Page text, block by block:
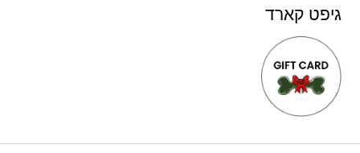
גיפט קארד